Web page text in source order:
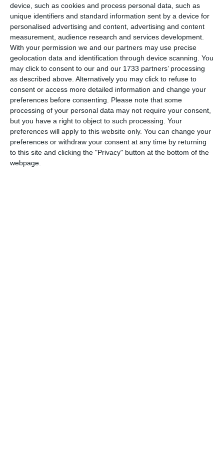
device, such as cookies and process personal data, such as
unique identifiers and standard information sent by a device for
personalised advertising and content, advertising and content
measurement, audience research and services development.
With your permission we and our partners may use precise
geolocation data and identification through device scanning. You
may click to consent to our and our 1733 partners’ processing
as described above. Alternatively you may click to refuse to
consent or access more detailed information and change your
preferences before consenting.
Please note that some
processing of your personal data may not require your consent,
but you have a right to object to such processing. Your
preferences will apply to this website only. You can change your
preferences or withdraw your consent at any time by returning
to this site and clicking the "Privacy" button at the bottom of the
webpage.
În intervalul 04.10.2022 (10:00) – 05.10.2022 (10:00) au
fost raportate de către INSP 12 decese (10 bărbați și 2
femei), fără decese raportate anterior intervalului de
referință.